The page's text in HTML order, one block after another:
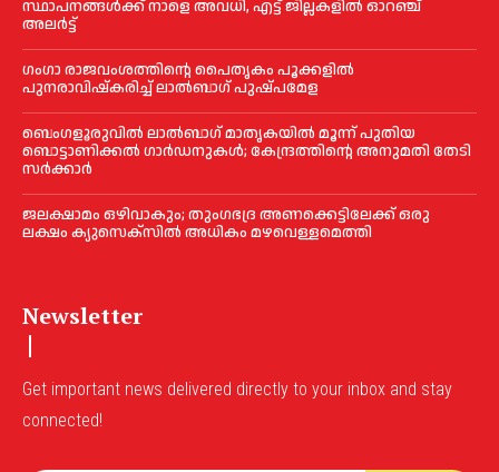
സ്ഥാപനങ്ങൾക്ക് നാളെ അവധി, എട്ട് ജില്ലകളിൽ ഓറഞ്ച്
അലർട്ട്
ഗംഗാ രാജവംശത്തിന്റെ പൈതൃകം പൂക്കളിൽ
പുനരാവിഷ്‌കരിച്ച് ലാൽബാഗ് പുഷ്പമേള
ബെംഗളൂരുവിൽ ലാൽബാഗ് മാതൃകയിൽ മൂന്ന് പുതിയ
ബൊട്ടാണിക്കൽ ഗാർഡനുകൾ; കേന്ദ്രത്തിന്റെ അനുമതി തേടി
സർക്കാർ
ജലക്ഷാമം ഒഴിവാകും; തുംഗഭദ്ര അണക്കെട്ടിലേക്ക് ഒരു
ലക്ഷം ക്യുസെക്സില്‍ അധികം മഴവെള്ളമെത്തി
Newsletter
Get important news delivered directly to your inbox and stay
connected!